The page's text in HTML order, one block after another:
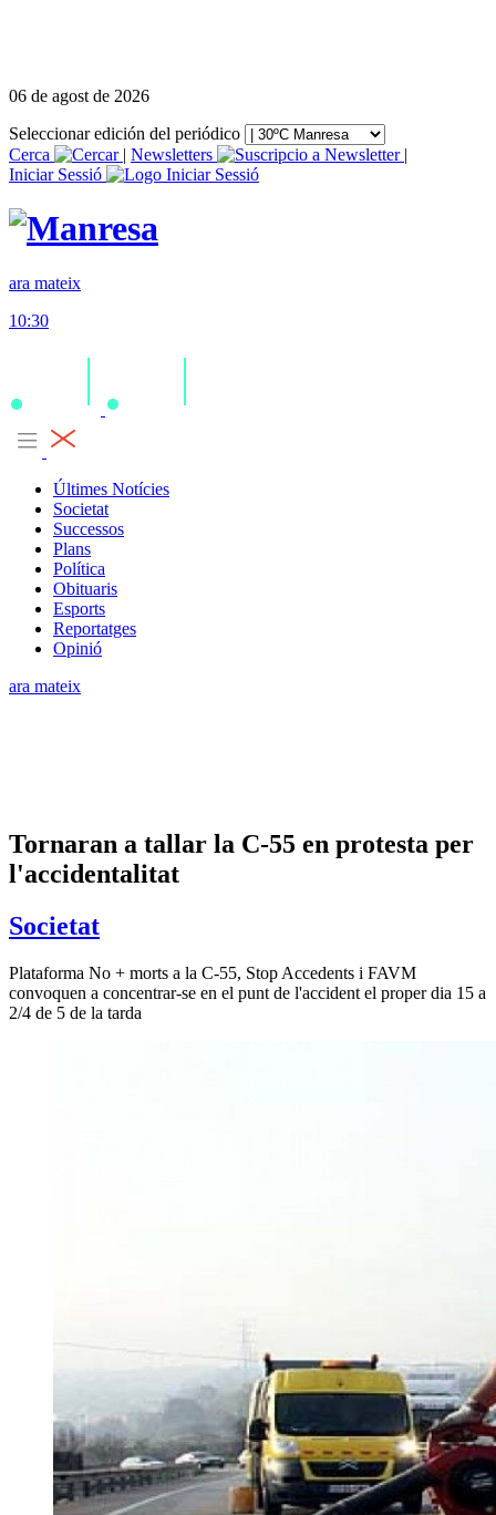
06 de agost de 2026
Seleccionar edición del periódico
Cerca
| Newsletters
|
Iniciar Sessió
ara mateix
10:30
Últimes Notícies
Societat
Successos
Plans
Política
Obituaris
Esports
Reportatges
Opinió
ara mateix
Tornaran a tallar la C-55 en protesta per
l'accidentalitat
Societat
Plataforma No + morts a la C-55, Stop Accedents i FAVM
convoquen a concentrar-se en el punt de l'accident el proper dia 15 a
2/4 de 5 de la tarda